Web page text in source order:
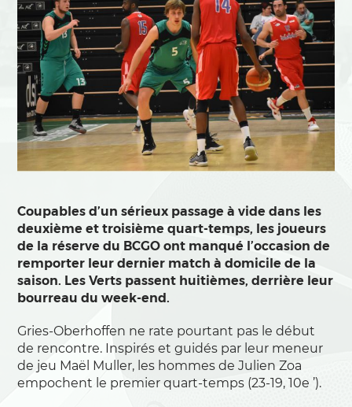
Coupables d’un sérieux passage à vide dans les
deuxième et troisième quart-temps, les joueurs
de la réserve du BCGO ont manqué l’occasion de
remporter leur dernier match à domicile de la
saison. Les Verts passent huitièmes, derrière leur
bourreau du week-end.
Gries-Oberhoffen ne rate pourtant pas le début
de rencontre. Inspirés et guidés par leur meneur
de jeu Maël Muller, les hommes de Julien Zoa
empochent le premier quart-temps (23-19, 10e ’).